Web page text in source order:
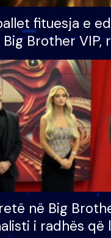
fituesja e
Brother VIP,
madh prej 100
në Big
i radhës që